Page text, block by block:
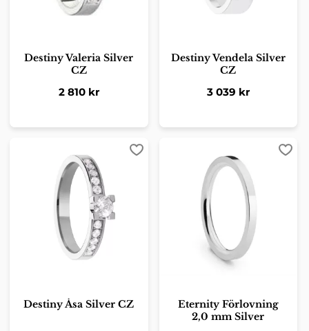
Destiny Valeria Silver
CZ
2 810kr
Destiny Vendela Silver
CZ
3 039 kr
Destiny Åsa Silver CZ
Lägg till i favoriter
Eternity Förlovning
2,0 mm Silver